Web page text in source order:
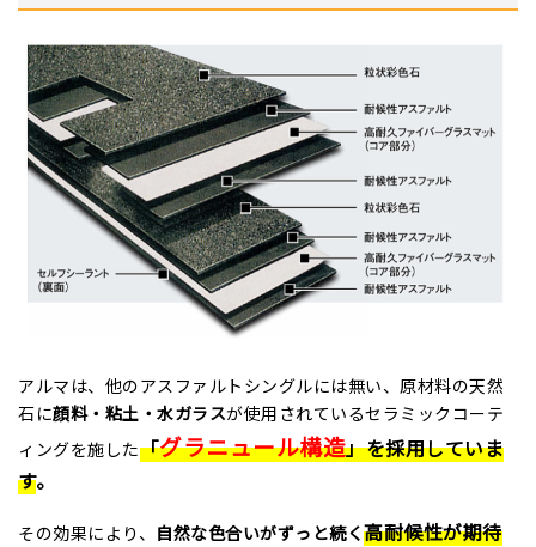
アルマは、他のアスファルトシングルには無い、原材料の天然
石に顔料・粘土・水ガラスが使用されているセラミックコーテ
ィングを施した「グラニュール構造」を採用していま
す。
その効果により、 自然な色合いがずっと続く高耐候性が期待